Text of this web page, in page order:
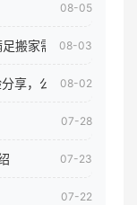
08-05
搬家需求！08-03
享，公司员工电脑核
08-02
07-28
07-23
07-22